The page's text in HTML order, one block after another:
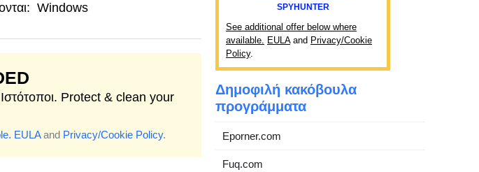
Windows
Protect & clean your
EULAand Privacy/Cookie Policy.
SPYHUNTER
See additional offer below where
available. EULAand Privacy/Cookie
Policy.
Δημοφιλή κακόβουλα
προγράμματα
Eporner.com
Fuq.com